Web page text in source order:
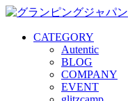
CATEGORY
Autentic
BLOG
COMPANY
EVENT